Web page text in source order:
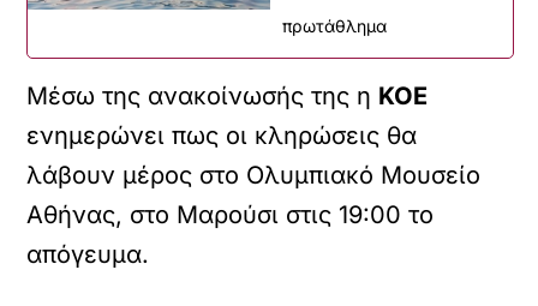
πρωτάθλημα
Μέσω της ανακοίνωσής της η ΚΟΕ
ενημερώνει πως οι κληρώσεις θα
λάβουν μέρος στο Ολυμπιακό Μουσείο
Αθήνας, στο Μαρούσι στις 19:00 το
απόγευμα.